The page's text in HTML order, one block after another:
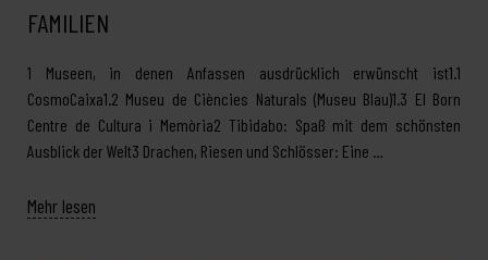
FAMILIEN
1 Museen, in denen Anfassen ausdrücklich erwünscht ist1.1
CosmoCaixa1.2 Museu de Ciències Naturals (Museu Blau)1.3 El Born
Centre de Cultura i Memòria2 Tibidabo: Spaß mit dem schönsten
Ausblick der Welt3 Drachen, Riesen und Schlösser: Eine …
Mehr lesen